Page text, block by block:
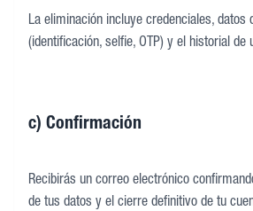
La eliminación incluye credenciales, datos
(identificación, selfie, OTP) y el historial de
c) Confirmación
Recibirás un correo electrónico
de tus datos y el cierre definitivo de tu